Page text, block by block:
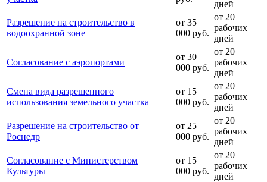
дней
Разрешение на строительство в
водоохранной зоне
от 35
000 руб.
от 20
рабочих
дней
Согласование с аэропортами
от 30
000 руб.
от 20
рабочих
дней
Смена вида разрешенного
использования земельного участка
от 15
000 руб.
от 20
рабочих
дней
Разрешение на строительство от
Роснедр
от 25
000 руб.
от 20
рабочих
дней
Согласование с Министерством
Культуры
от 15
000 руб.
от 20
рабочих
дней